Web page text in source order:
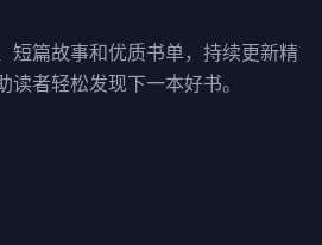
短篇故事和优质书单，持续更新精
读者轻松发现下一本好书。